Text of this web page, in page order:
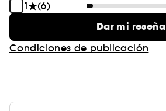
1 (6)
Dar mi reseña
Condiciones de publicación